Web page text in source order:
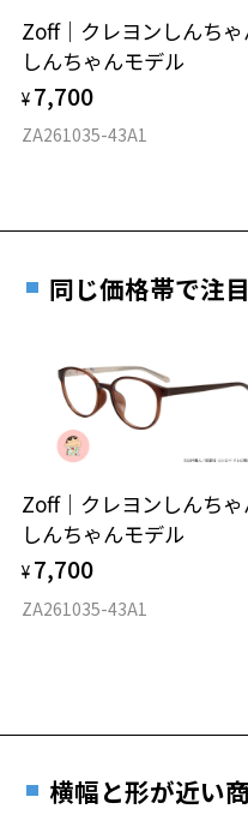
バロック様式の華麗な装飾（
クションが誕生。
※柄や色味の出方に個体差があ
※オリジナルケースとメガネ拭
仕上がり寸法
D 仕上がりの横幅：約144mm
50.3g
※着脱式サングラス：デモレンズ、
タイプ
材質
安心2 視力測定無料
視力の変化を早めに
力測定をおすすめい
安心3 かかり具合
す。
オンラインストアでフレー
実店舗で度付きにできます
ご購入時に「レンズ交換券
度数を測定のうえ、度付き
お近くのZoff実店舗にて度
その際は記入用紙をダウン
Zoff｜クレヨンしんち
しんちゃんモデル
¥ 7,700
ZA261035-43A1
同じ価格帯で注
Zoff｜クレヨンしんち
しんちゃんモデル
¥ 7,700
ZA261035-43A1
横幅と形が近い